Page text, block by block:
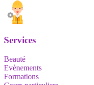
Services
Beauté
Evènements
Formations